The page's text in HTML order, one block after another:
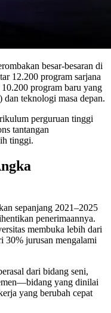
besar-besaran di
12.200 program sarjana
program baru yang
dan teknologi masa depan.
perguruan tinggi
tantangan
tinggi.
sepanjang 2021–2025
penerimaannya.
membuka lebih dari
30% jurusan mengalami
dari bidang seni,
yang dinilai
yang berubah cepat